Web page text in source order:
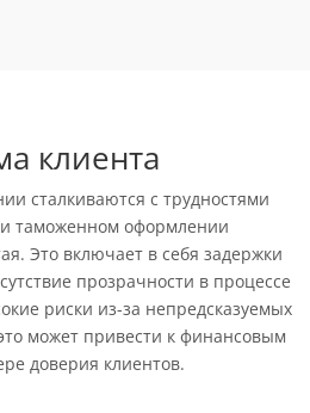
клиента
сталкиваются с трудностями
и таможенном оформлении
Это включает в себя задержки
прозрачности в процессе
риски из-за непредсказуемых
может привести к финансовым
доверия клиентов.